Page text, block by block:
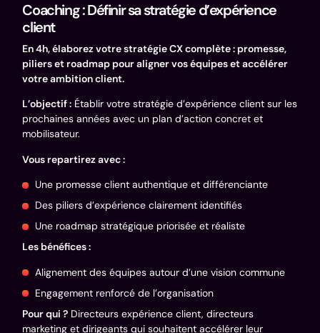
Coaching : Définir sa stratégie d’expérience
client
En 4h, élaborez votre stratégie CX complète : promesse,
piliers et roadmap pour aligner vos équipes et accélérer
votre ambition client.
L’objectif : Établir votre stratégie d’expérience client sur les
prochaines années avec un plan d’action concret et
mobilisateur.
Vous repartirez avec :
Une promesse client authentique et différenciante
Des piliers d’expérience clairement identifiés
Une roadmap stratégique priorisée et réaliste
Les bénéfices :
Alignement des équipes autour d’une vision commune
Engagement renforcé de l’organisation
Pour qui ? Directeurs expérience client, directeurs
marketing et dirigeants qui souhaitent accélérer leur